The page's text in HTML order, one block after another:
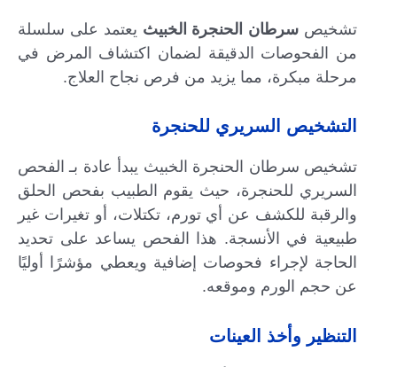
تشخيص سرطان الحنجرة الخبيث يعتمد على سلسلة
من الفحوصات الدقيقة لضمان اكتشاف المرض في
مرحلة مبكرة، مما يزيد من فرص نجاح العلاج.
التشخيص السريري للحنجرة
تشخيص سرطان الحنجرة الخبيث يبدأ عادة بـ الفحص
السريري للحنجرة، حيث يقوم الطبيب بفحص الحلق
والرقبة للكشف عن أي تورم، تكتلات، أو تغيرات غير
طبيعية في الأنسجة. هذا الفحص يساعد على تحديد
الحاجة لإجراء فحوصات إضافية ويعطي مؤشرًا أوليًا
عن حجم الورم وموقعه.
التنظير وأخذ العينات